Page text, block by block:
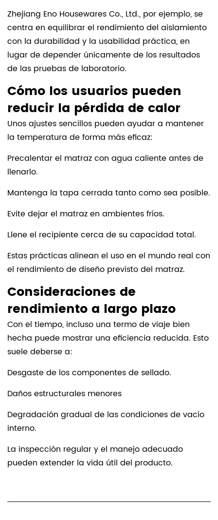
Zhejiang Eno Housewares Co., Ltd., por ejemplo, se
centra en equilibrar el rendimiento del aislamiento
con la durabilidad y la usabilidad práctica, en
lugar de depender únicamente de los resultados
de las pruebas de laboratorio.
Cómo los usuarios pueden
reducir la pérdida de calor
Unos ajustes sencillos pueden ayudar a mantener
la temperatura de forma más eficaz:
Precalentar el matraz con agua caliente antes de
llenarlo.
Mantenga la tapa cerrada tanto como sea posible.
Evite dejar el matraz en ambientes fríos.
Llene el recipiente cerca de su capacidad total.
Estas prácticas alinean el uso en el mundo real con
el rendimiento de diseño previsto del matraz.
Consideraciones de
rendimiento a largo plazo
Con el tiempo, incluso una termo de viaje bien
hecha puede mostrar una eficiencia reducida. Esto
suele deberse a:
Desgaste de los componentes de sellado.
Daños estructurales menores
Degradación gradual de las condiciones de vacío
interno.
La inspección regular y el manejo adecuado
pueden extender la vida útil del producto.